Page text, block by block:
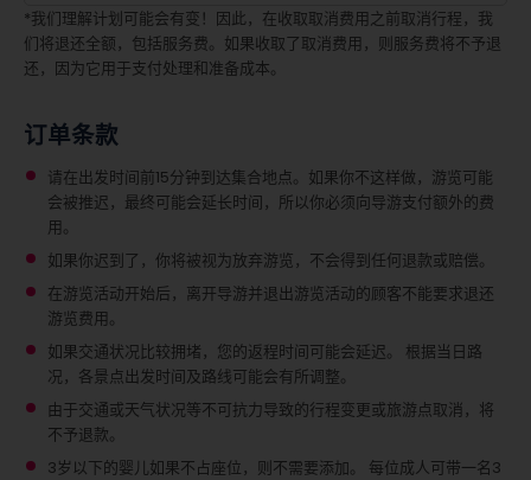
*我们理解计划可能会有变！因此，在收取取消费用之前取消行程，我
们将退还全额，包括服务费。如果收取了取消费用，则服务费将不予退
还，因为它用于支付处理和准备成本。
订单条款
请在出发时间前15分钟到达集合地点。如果你不这样做，游览可能
会被推迟，最终可能会延长时间，所以你必须向导游支付额外的费
用。
如果你迟到了，你将被视为放弃游览，不会得到任何退款或赔偿。
在游览活动开始后，离开导游并退出游览活动的顾客不能要求退还
游览费用。
如果交通状况比较拥堵，您的返程时间可能会延迟。 根据当日路
况，各景点出发时间及路线可能会有所调整。
由于交通或天气状况等不可抗力导致的行程变更或旅游点取消，将
不予退款。
3岁以下的婴儿如果不占座位，则不需要添加。
每位成人可带一名3